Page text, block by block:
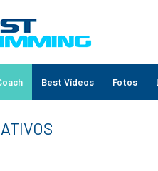
Best Vídeos Fotos